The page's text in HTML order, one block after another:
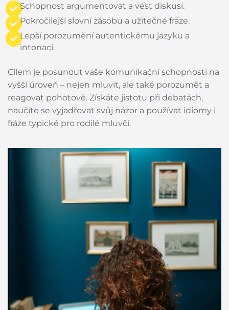
Schopnost argumentovat a vést diskusi.
Pokročilejší slovní zásobu a užitečné fráze.
Lepší porozumění autentickému jazyku a
intonaci.
Cílem je posunout vaše komunikační schopnosti na
vyšší úroveň – nejen mluvit, ale také porozumět a
reagovat pohotově. Získáte jistotu při debatách,
naučíte se vyjadřovat svůj názor a používat idiomy i
fráze typické pro rodilé mluvčí.